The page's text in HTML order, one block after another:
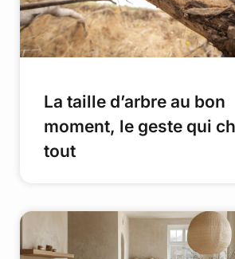
La taille d’arbre au bon
moment, le geste qui
tout